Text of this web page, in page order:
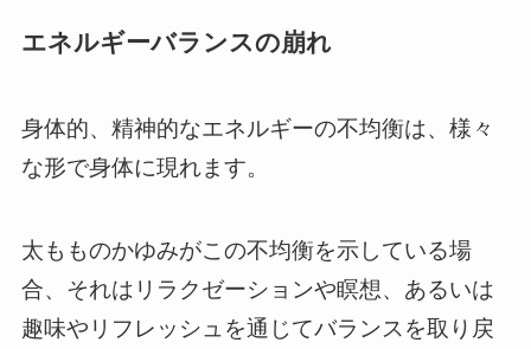
エネルギーバランスの崩れ
身体的、精神的なエネルギーの不均衡は、様々
な形で身体に現れます。
太もものかゆみがこの不均衡を示している場
合、それはリラクゼーションや瞑想、あるいは
趣味やリフレッシュを通じてバランスを取り戻